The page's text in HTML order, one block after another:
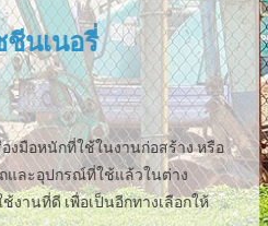
เนอรี่
มือหนักที่ใช้ในงานก่อสร้าง หรือ
ละอุปกรณ์ที่ใช้แล้วในต่าง
นที่ดี เพื่อเป็นอีกทางเลือกให้